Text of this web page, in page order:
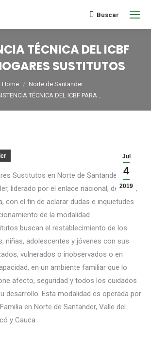
Buscar
TÉCNICA DEL ICBF
SUSTITUTOS
Home
Norte de Santander
TÉCNICA DEL ICBF PARA…
Jul
4
2019
Sustitutos en Norte de Santander,
liderado por el enlace nacional, del ICBF,
con el fin de aclarar dudas e inquietudes
de la modalidad.
buscan el restablecimiento de los
niñas, adolescentes y jóvenes con sus
vulnerados o inobservados o en
en un ambiente familiar que lo
afecto, seguridad y todos los cuidados
desarrollo. Esta modalidad es operada por
en Norte de Santander, Valle del
y Cauca.